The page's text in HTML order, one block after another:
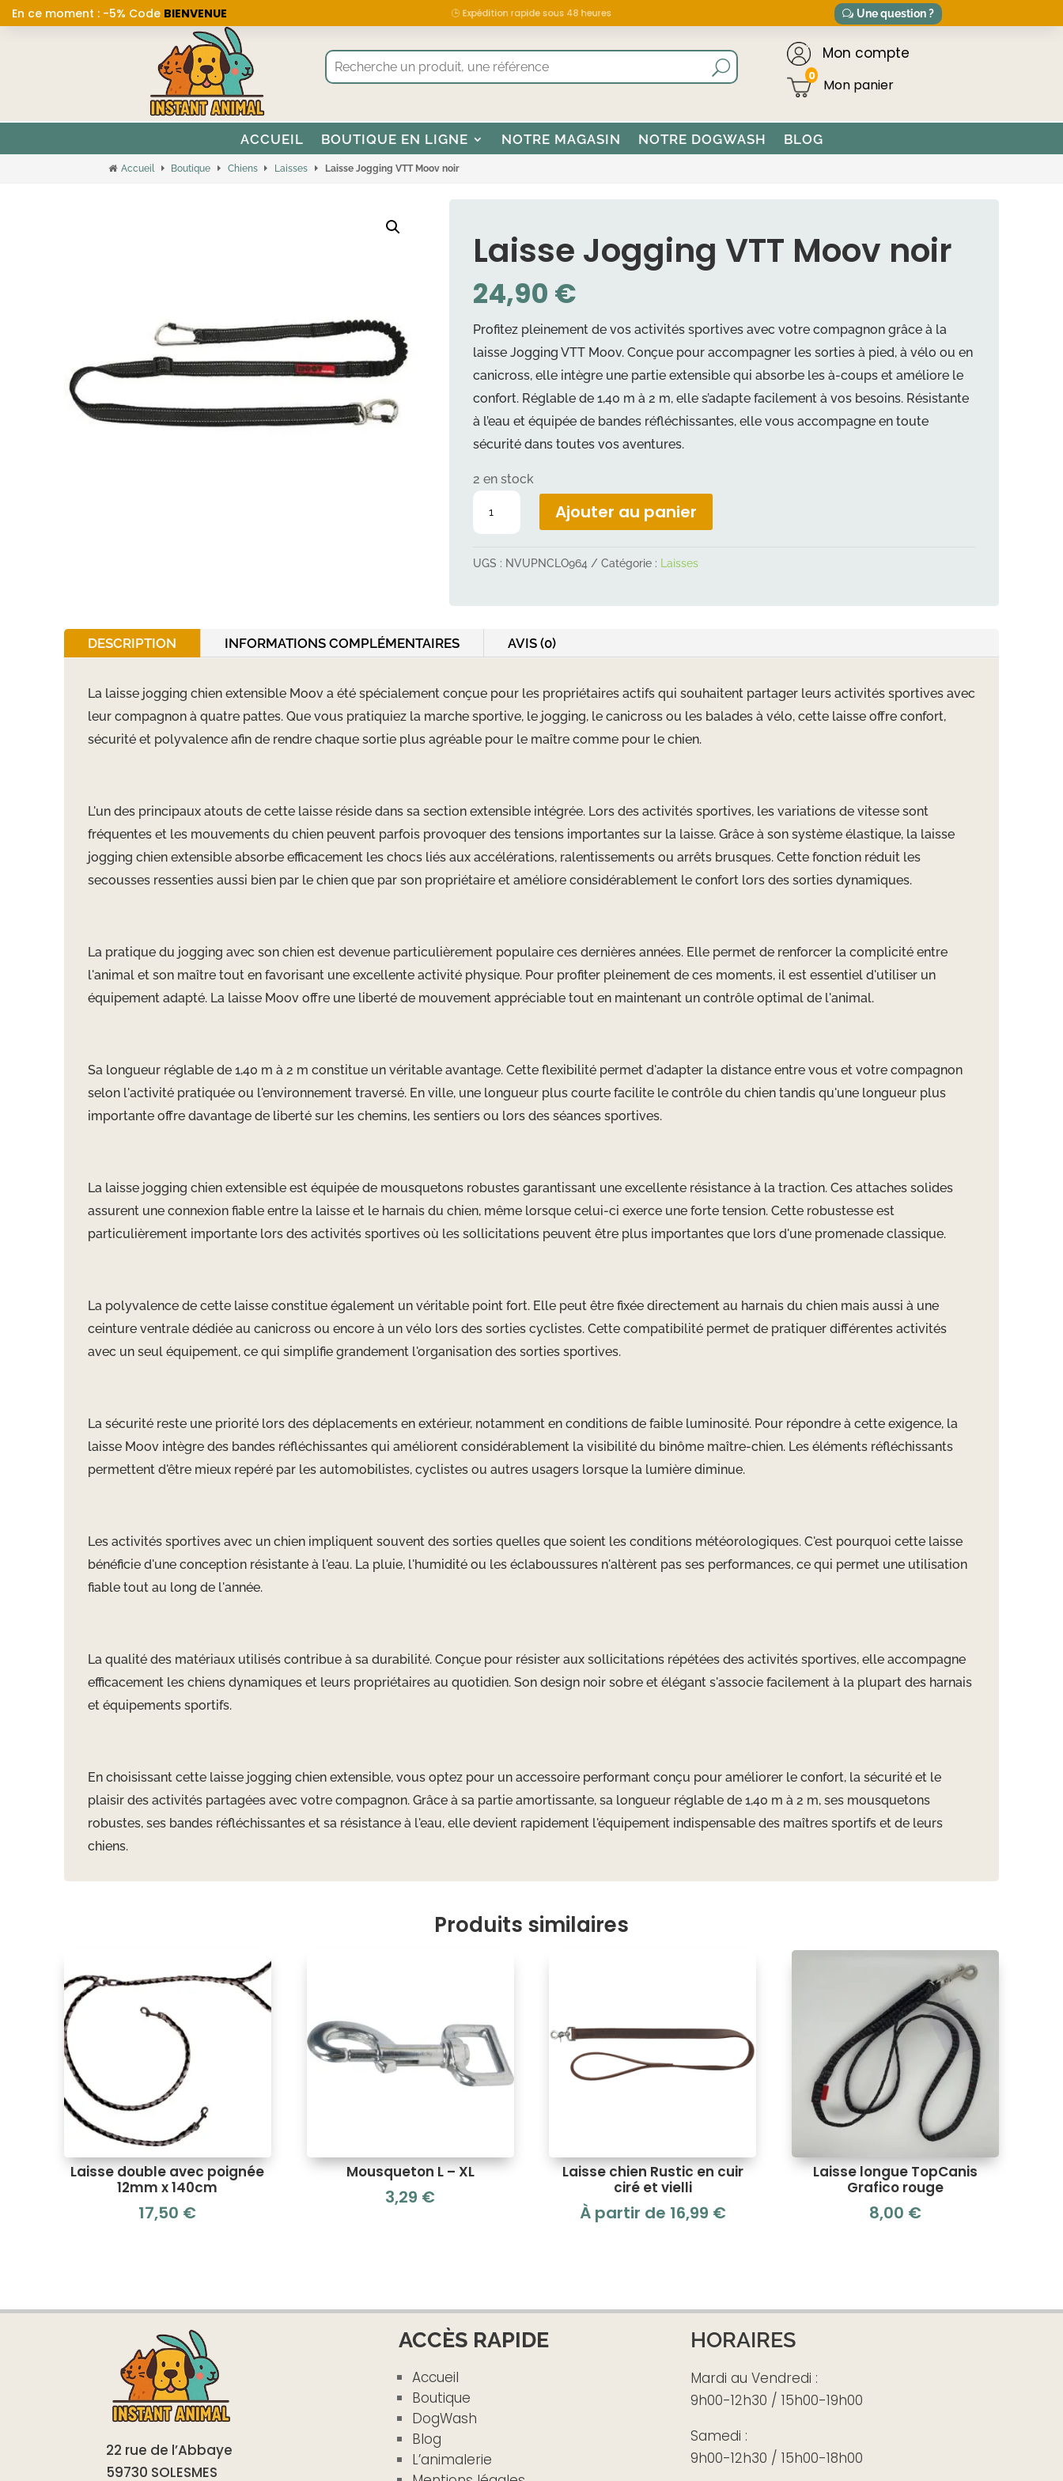
En ce moment : -5% Code BIENVENUE 🕒 Expédition rapide sous 48 heures Une question ?
Mon compte
0
ACCUEIL BOUTIQUE EN LIGNE NOTRE MAGASIN NOTRE DOGWASH BLOG
Accueil Boutique Chiens Laisses Laisse Jogging VTT Moov noir
Laisse Jogging VTT Moov noir
24,90 €
Profitez pleinement de vos activités sportives avec votre compagnon grâce à la
laisse Jogging VTT Moov. Conçue pour accompagner les sorties à pied, à vélo ou en
canicross, elle intègre une partie extensible qui absorbe les à-coups et améliore le
confort. Réglable de 1,40 m à 2 m, elle s’adapte facilement à vos besoins. Résistante
à l’eau et équipée de bandes réfléchissantes, elle vous accompagne en toute
sécurité dans toutes vos aventures.
2 en stock
quantité
Jogging
Moov
noir
Ajouter au panier
UGS : NVUPNCLO964 Catégorie : Laisses
DESCRIPTION INFORMATIONS COMPLÉMENTAIRES AVIS (0)
La laisse jogging chien extensible Moov a été spécialement conçue pour les propriétaires actifs qui souhaitent partager leurs activités sportives avec
leur compagnon à quatre pattes. Que vous pratiquiez la marche sportive, le jogging, le canicross ou les balades à vélo, cette laisse offre confort,
sécurité et polyvalence afin de rendre chaque sortie plus agréable pour le maître comme pour le chien.
L'un des principaux atouts de cette laisse réside dans sa section extensible intégrée. Lors des activités sportives, les variations de vitesse sont
fréquentes et les mouvements du chien peuvent parfois provoquer des tensions importantes sur la laisse. Grâce à son système élastique, la laisse
jogging chien extensible absorbe efficacement les chocs liés aux accélérations, ralentissements ou arrêts brusques. Cette fonction réduit les
secousses ressenties aussi bien par le chien que par son propriétaire et améliore considérablement le confort lors des sorties dynamiques.
La pratique du jogging avec son chien est devenue particulièrement populaire ces dernières années. Elle permet de renforcer la complicité entre
l'animal et son maître tout en favorisant une excellente activité physique. Pour profiter pleinement de ces moments, il est essentiel d'utiliser un
équipement adapté. La laisse Moov offre une liberté de mouvement appréciable tout en maintenant un contrôle optimal de l'animal.
Sa longueur réglable de 1,40 m à 2 m constitue un véritable avantage. Cette flexibilité permet d'adapter la distance entre vous et votre compagnon
selon l'activité pratiquée ou l'environnement traversé. En ville, une longueur plus courte facilite le contrôle du chien tandis qu'une longueur plus
importante offre davantage de liberté sur les chemins, les sentiers ou lors des séances sportives.
La laisse jogging chien extensible est équipée de mousquetons robustes garantissant une excellente résistance à la traction. Ces attaches solides
assurent une connexion fiable entre la laisse et le harnais du chien, même lorsque celui-ci exerce une forte tension. Cette robustesse est
particulièrement importante lors des activités sportives où les sollicitations peuvent être plus importantes que lors d'une promenade classique.
La polyvalence de cette laisse constitue également un véritable point fort. Elle peut être fixée directement au harnais du chien mais aussi à une
ceinture ventrale dédiée au canicross ou encore à un vélo lors des sorties cyclistes. Cette compatibilité permet de pratiquer différentes activités
avec un seul équipement, ce qui simplifie grandement l'organisation des sorties sportives.
La sécurité reste une priorité lors des déplacements en extérieur, notamment en conditions de faible luminosité. Pour répondre à cette exigence, la
laisse Moov intègre des bandes réfléchissantes qui améliorent considérablement la visibilité du binôme maître-chien. Les éléments réfléchissants
permettent d'être mieux repéré par les automobilistes, cyclistes ou autres usagers lorsque la lumière diminue.
Les activités sportives avec un chien impliquent souvent des sorties quelles que soient les conditions météorologiques. C'est pourquoi cette laisse
bénéficie d'une conception résistante à l'eau. La pluie, l'humidité ou les éclaboussures n'altèrent pas ses performances, ce qui permet une utilisation
fiable tout au long de l'année.
La qualité des matériaux utilisés contribue à sa durabilité. Conçue pour résister aux sollicitations répétées des activités sportives, elle accompagne
efficacement les chiens dynamiques et leurs propriétaires au quotidien. Son design noir sobre et élégant s'associe facilement à la plupart des harnais
et équipements sportifs.
En choisissant cette laisse jogging chien extensible, vous optez pour un accessoire performant conçu pour améliorer le confort, la sécurité et le
plaisir des activités partagées avec votre compagnon. Grâce à sa partie amortissante, sa longueur réglable de 1,40 m à 2 m, ses mousquetons
robustes, ses bandes réfléchissantes et sa résistance à l'eau, elle devient rapidement l'équipement indispensable des maîtres sportifs et de leurs
chiens.
Produits similaires
Laisse double avec poignée
12mm x 140cm
17,50 €
Mousqueton L – XL
3,29 €
Laisse chien Rustic en cuir
ciré et vielli
À partir de 16,99 €
Laisse longue TopCanis
Grafico rouge
8,00 €
22 rue de l’Abbaye
59730 SOLESMES
ACCÈS RAPIDE
Accueil
Boutique
DogWash
Blog
L’animalerie
HORAIRES
Mardi au Vendredi :
9h00-12h30 / 15h00-19h00
Samedi :
9h00-12h30 / 15h00-18h00